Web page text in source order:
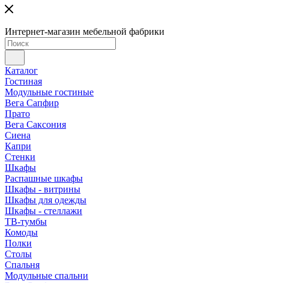
Интернет-магазин мебельной фабрики
Каталог
Гостиная
Модульные гостиные
Вега Сапфир
Прато
Вега Саксония
Сиена
Капри
Стенки
Шкафы
Распашные шкафы
Шкафы - витрины
Шкафы для одежды
Шкафы - стеллажи
ТВ-тумбы
Комоды
Полки
Столы
Спальня
Модульные спальни